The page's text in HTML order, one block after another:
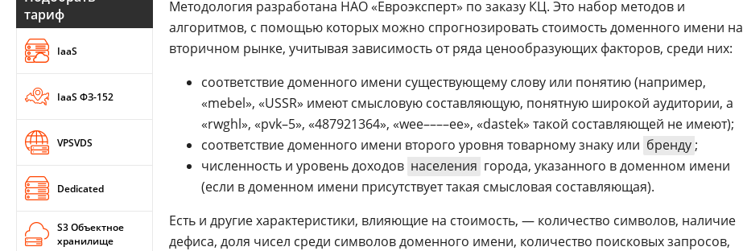
издании
Вакансии
Контакты
Telegram
тариф
IaaS
IaaS ФЗ-152
VPSVDS
Dedicated
S3 Объектное
хранилище
Методология разработана НАО «Евроэксперт» по заказу КЦ. Это набор методов и
алгоритмов, с помощью которых можно спрогнозировать стоимость доменного имени на
вторичном рынке, учитывая зависимость от ряда ценообразующих факторов, среди них:
соответствие доменного имени существующему слову или понятию (например,
«mebel», «USSR» имеют смысловую составляющую, понятную широкой аудитории, а
«rwghl», «pvk–5», «487921364», «wee––––ee», «dastek» такой составляющей не имеют);
соответствие доменного имени второго уровня товарному знаку или бренду ;
численность и уровень доходов населения города, указанного в доменном имени
(если в доменном имени присутствует такая смысловая составляющая).
Есть и другие характеристики, влияющие на стоимость, — количество символов, наличие
дефиса, доля чисел среди символов доменного имени, количество поисковых запросов,